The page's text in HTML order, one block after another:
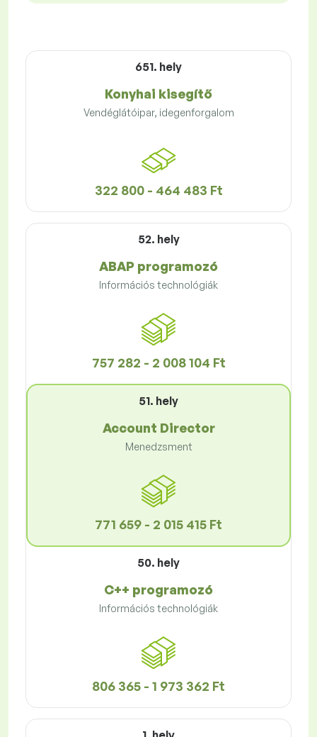
651. hely
Konyhai kisegítő
Vendéglátóipar, idegenforgalom
322 800 - 464 483 Ft
52. hely
ABAP programozó
Információs technológiák
757 282 - 2 008 104 Ft
51. hely
Account Director
Menedzsment
771 659 - 2 015 415 Ft
50. hely
C++ programozó
Információs technológiák
806 365 - 1 973 362 Ft